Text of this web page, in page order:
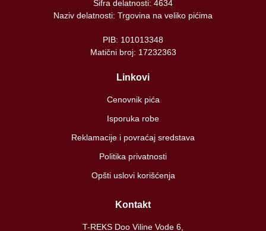
Šifra delatnosti: 4634
Naziv delatnosti: Trgovina na veliko pićima
PIB: 101013348
Matični broj: 17232363
Linkovi
Cenovnik pića
Isporuka robe
Reklamacije i povraćaj sredstava
Politika privatnosti
Opšti uslovi korišćenja
Kontakt
T-REKS Doo Viline Vode 6,